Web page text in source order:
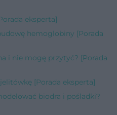
eksperta]
hemoglobiny [Porada
i nie mogę przytyć? [Porada
[Porada eksperta]
biodra i pośladki?